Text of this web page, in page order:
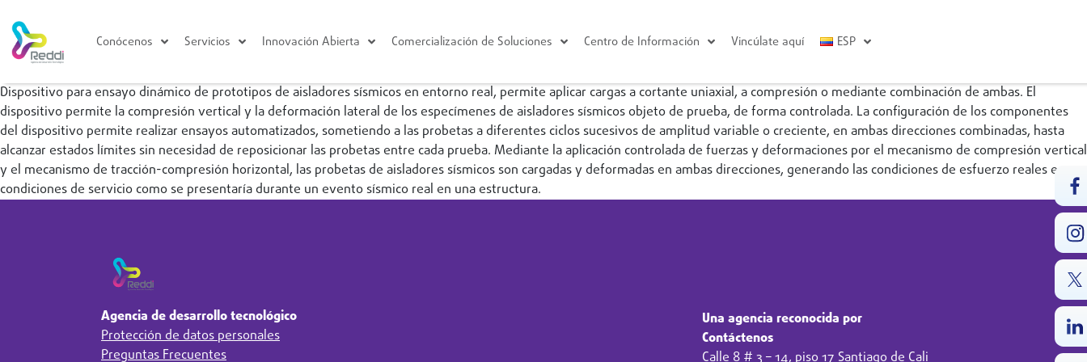
Conócenos Servicios Innovación Abierta Comercialización de Soluciones Centro de Información Vincúlate aquí ESP
Dispositivo para ensayo dinámico de prototipos de aisladores sísmicos en entorno real, permite aplicar cargas a cortante uniaxial, a compresión o mediante combinación de ambas. El
dispositivo permite la compresión vertical y la deformación lateral de los especímenes de aisladores sísmicos objeto de prueba, de forma controlada. La configuración de los componentes
del dispositivo permite realizar ensayos automatizados, sometiendo a las probetas a diferentes ciclos sucesivos de amplitud variable o creciente, en ambas direcciones combinadas, hasta
alcanzar estados límites sin necesidad de reposicionar las probetas entre cada prueba. Mediante la aplicación controlada de fuerzas y deformaciones por el mecanismo de compresión vertical
y el mecanismo de tracción-compresión horizontal, las probetas de aisladores sísmicos son cargadas y deformadas en ambas direcciones, generando las condiciones de esfuerzo reales en
condiciones de servicio como se presentaría durante un evento sísmico real en una estructura.
Agencia de desarrollo tecnológico
Protección de datos personales
Preguntas Frecuentes
Una agencia reconocida por
Contáctenos
Calle 8 # 3 – 14, piso 17 Santiago de Cali